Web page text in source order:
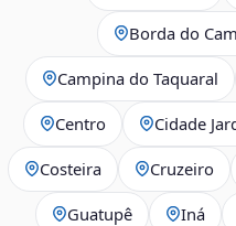
Borda do
Campina do Taquaral
Centro Cidade
Costeira Cruzeiro
Guatupê Iná